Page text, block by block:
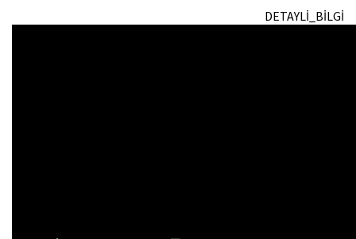
DETAYLİ_BİLGİ